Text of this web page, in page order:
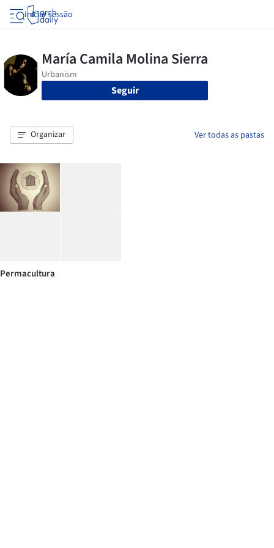
Iniciar sessão
Seguir
Organizar Ver todas as pastas
Permacultura